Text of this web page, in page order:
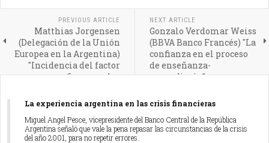
PREVIOUS ARTICLE
Matthias Jorgensen
(Delegación de la Unión
Europea en la Argentina)
"Incidencia del factor
confianza en las
experiencia en la
constitución y
sostenimiento de la
Unión Europea"
NEXT ARTICLE
Gonzalo Verdomar Weiss
(BBVA Banco Francés) "La
confianza en el proceso
de enseñanza-
aprendizaje "
La experiencia argentina en las crisis financieras
Miguel Angel Pesce, vicepresidente del Banco Central de la República
Argentina señaló que vale la pena repasar las circunstancias de la crisis
del año 2001, para no repetir errores.